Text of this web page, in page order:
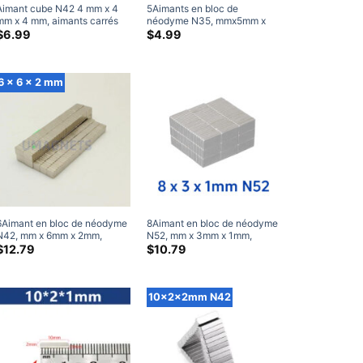
cube N42 4 mm x 4
x 4 mm, aimants carrés
néodyme super puissants
6.99
5Aimants en bloc de
néodyme N35, mmx5mm x
3mm, petit rectangle plat et
$4.99
x 6 x 2 mm
en bloc de néodyme
mm x 6mm x 2mm,
puissants en bloc de
12.79
8Aimant en bloc de néodyme
N52, mm x 3mm x 1mm,
aimants puissants en bloc de
$10.79
10x2x2mm N42